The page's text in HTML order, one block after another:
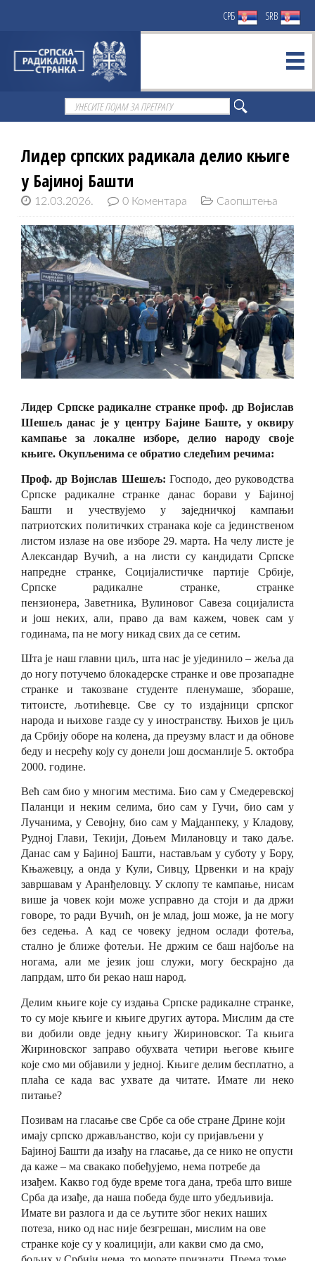
СРБ SRB
Лидер српских радикала делио књиге
у Бајиној Башти
12.03.2026. 0 Коментара Саопштења
Лидер Српске радикалне странке проф. др Војислав
Шешељ данас је у центру Бајине Баште, у оквиру
кампање за локалне изборе, делио народу своје
књиге. Окупљенима се обратио следећим речима:
Проф. др Војислав Шешељ: Господо, део руководства
Српске радикалне странке данас борави у Бајиној
Башти и учествујемо у заједничкој кампањи
патриотских политичких странака које са јединственом
листом излазе на ове изборе 29.марта. На челу листе је
Александар Вучић, ана листи су кандидати Српске
напредне странке, Социјалистичке партије Србије,
Српске радикалне странке, странке
пензионера, Заветника, Вулиновог Савеза социјалиста
и још неких, али, право да вам кажем, човек сам у
годинама, па не могу никад свих да се сетим.
Шта је наш главни циљ, шта нас је ујединило – жеља да
до ногу потучемо блокадерске странке и ове прозападне
странке и такозване студенте пленумаше, збораше,
титоисте, љотићевце. Све су то издајници српског
народа и њихове газде су у иностранству. Њихов је циљ
да Србију оборе на колена, да преузму власт и да обнове
беду и несрећу коју су донели још досманлије 5. октобра
2000. године.
Већ самбио у многим местима. Био сам у Смедеревској
Паланци и неким селима, био сам у Гучи, био сам у
Лучанима, у Севојну, био сам у Мајданпеку, у Кладову,
Рудној Глави, Текији, Доњем Милановцу и тако даље.
Данас сам у Бајиној Башти, настављам у суботу у Бору,
Књажевцу, а онда у Кули, Сивцу, Црвенки и на крају
завршавам у Аранђеловцу. У склопу те кампање, нисам
више ја човек који може усправно да стоји и да држи
говоре, то ради Вучић, он је млад, још може, ја не могу
без седења. А кад се човеку једном ослади фотеља,
стално је ближе фотељи. Не држим се баш најбоље на
ногама, али ме језик још служи, могу бескрајно да
лапрдам, што би рекао наш народ.
Делим књиге које су издања Српске радикалне странке,
то су моје књиге и књиге других аутора. Мислим да сте
ви добили овде једну књигу Жириновског. Та књига
Жириновског заправо обухвата четири његове књиге
које смо ми објавили у једној. Књиге делим бесплатно, а
плаћа се када вас ухвате да читате. Имате ли неко
питање?
Позивам на гласање све Србе са обе стране Дрине који
имају српско држављанство, који су пријављени у
Бајиној Башти да изађу на гласање, да се нико не опусти
да каже – ма свакако побеђујемо, нема потребе да
изађем. Какво год буде време тога дана, треба што више
Срба да изађе, да наша победа буде што убедљивија.
Имате ви разлога и да се љутите због неких наших
потеза, нико од нас није безгрешан, мислим на ове
странке које су у коалицији, али какви смо да смо,